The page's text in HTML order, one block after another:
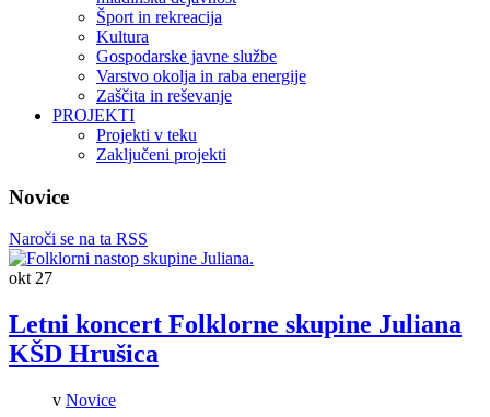
Šport in rekreacija
Kultura
Gospodarske javne službe
Varstvo okolja in raba energije
Zaščita in reševanje
PROJEKTI
Projekti v teku
Zaključeni projekti
Novice
Naroči se na ta RSS
okt 27
Letni koncert Folklorne skupine Juliana
KŠD Hrušica
v Novice